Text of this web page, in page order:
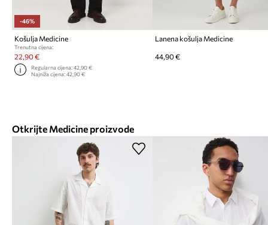
-46%
Košulja Medicine
Trenutna cijena:
22,90 €
Regularna cijena:42,90 €
Najniža cijena:42,90 €
Lanena košulja Medicine
44,90 €
Otkrijte Medicine proizvode